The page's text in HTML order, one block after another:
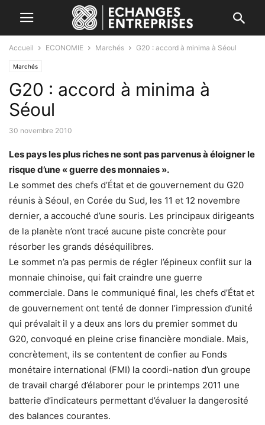
Accueil ECONOMIE Marchés G20 : accord à minima à Séoul
Marchés
G20 : accord à minima à
Séoul
30 novembre 2010
Les pays les plus riches ne sont pas parvenus à éloigner le
risque d’une « guerre des monnaies ».
Le sommet des chefs d’État et de gouvernement du G20
réunis à Séoul, en Corée du Sud, les 11 et 12 novembre
dernier, a accouché d’une souris. Les principaux dirigeants
de la planète n’ont tracé aucune piste concrète pour
résorber les grands déséquilibres.
Le sommet n’a pas permis de régler l’épineux conflit sur la
monnaie chinoise, qui fait craindre une guerre
commerciale. Dans le communiqué final, les chefs d’État et
de gouvernement ont tenté de donner l’impression d’unité
qui prévalait il y a deux ans lors du premier sommet du
G20, convoqué en pleine crise financière mondiale. Mais,
concrètement, ils se contentent de confier au Fonds
monétaire international (FMI) la coordi-nation d’un groupe
de travail chargé d’élaborer pour le printemps 2011 une
batterie d’indicateurs permettant d’évaluer la dangerosité
des balances courantes.